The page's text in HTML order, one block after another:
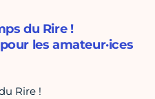
du Rire !
les amateur·ices
Rire !